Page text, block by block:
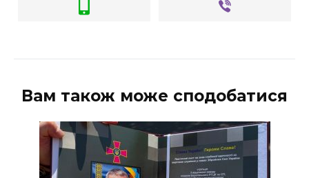
Вам також може сподобатися